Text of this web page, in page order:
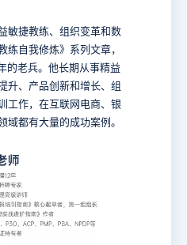
敏捷教练、组织变革和数
练自我修炼》系列文章，
的老兵。他长期从事精益
升、产品创新和增长、组
工作，在互联网电商、银
域都有大量的成功案例。